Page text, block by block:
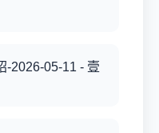
-2026-05-11 - 壹